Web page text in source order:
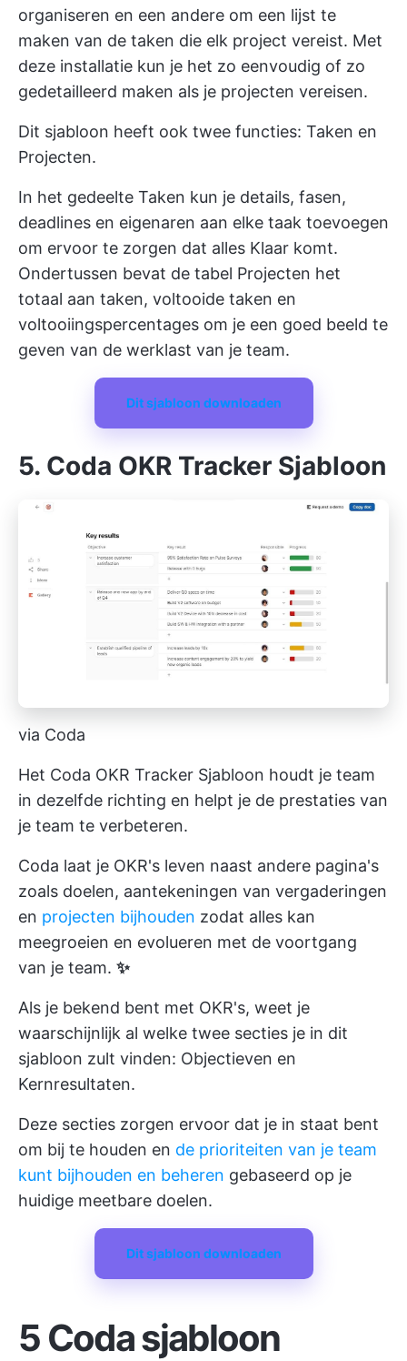
organiseren en een andere om een lijst te
maken van de taken die elk project vereist. Met
deze installatie kun je het zo eenvoudig of zo
gedetailleerd maken als je projecten vereisen.
Dit sjabloon heeft ook twee functies: Taken en
Projecten.
In het gedeelte Taken kun je details, fasen,
deadlines en eigenaren aan elke taak toevoegen
om ervoor te zorgen dat alles Klaar komt.
Ondertussen bevat de tabel Projecten het
totaal aan taken, voltooide taken en
voltooiingspercentages om je een goed beeld te
geven van de werklast van je team.
Dit sjabloon downloaden
5. Coda OKR Tracker Sjabloon
via Coda
Het Coda OKR Tracker Sjabloon houdt je team
in dezelfde richting en helpt je de prestaties van
je team te verbeteren.
Coda laat je OKR's leven naast andere pagina's
zoals doelen, aantekeningen van vergaderingen
en projecten bijhouden zodat alles kan
meegroeien en evolueren met de voortgang
van je team. ✨
Als je bekend bent met OKR's, weet je
waarschijnlijk al welke twee secties je in dit
sjabloon zult vinden: Objectieven en
Kernresultaten.
Deze secties zorgen ervoor dat je in staat bent
om bij te houden en de prioriteiten van je team
kunt bijhouden en beheren gebaseerd op je
huidige meetbare doelen.
Dit sjabloon downloaden
5 Coda sjabloon